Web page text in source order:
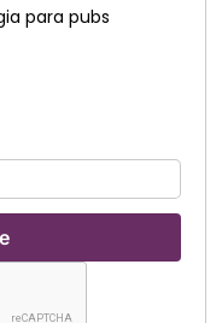
para pubs